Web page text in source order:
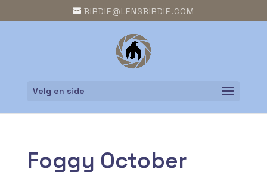
BIRDIE@LENSBIRDIE.COM
Velg en side
Foggy October